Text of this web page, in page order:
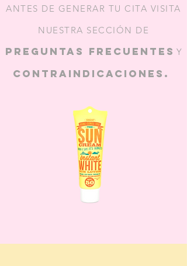
ANTES DE GENERAR TU CITA VISITA
NUESTRA SECCIÓN DE
PREGUNTAS FRECUENTES Y
CONTRAINDICACIONES.